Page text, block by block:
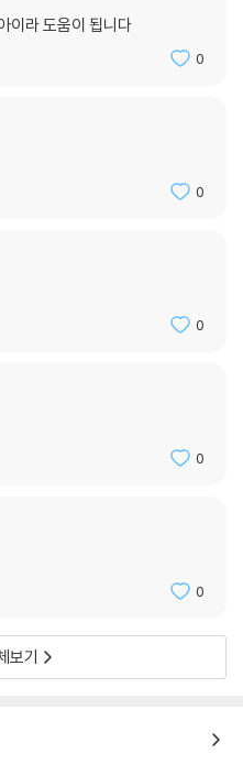
리랑 뭔 상관이래?”
담긴 자루를 바라보며 대꾸했다.
고기 몫을 덜 주려는 어른에게 “어
고 악 소리를 지른다. 쌀죽이 먹고
글한 친구 도해와 달리 고집도 세
성주 예식 앞에 끌려가 매를 맞고
범적인 인물보다 손버릇이 좋지
다. 입체적으로 살아 숨 쉬는 주인
거리를 기웃거리던 둘은 어리고
앞에 펼쳐지듯 담긴 세부적인 장면
읽는 묘미를 더한다.
석솔
의 대화
바람에 웅진성 안에 발이 묶인다.
자 의자왕이 웅진으로 도읍을 옮
이라 도움이 됩니다
0
0
0
0
0
보기